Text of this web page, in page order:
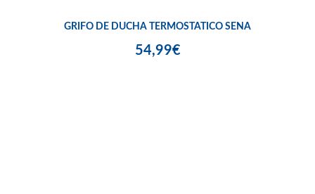
GRIFO DE DUCHA TERMOSTATICO SENA
54,99€